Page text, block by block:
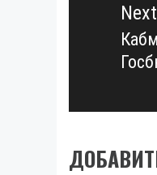
Next
Next
post: